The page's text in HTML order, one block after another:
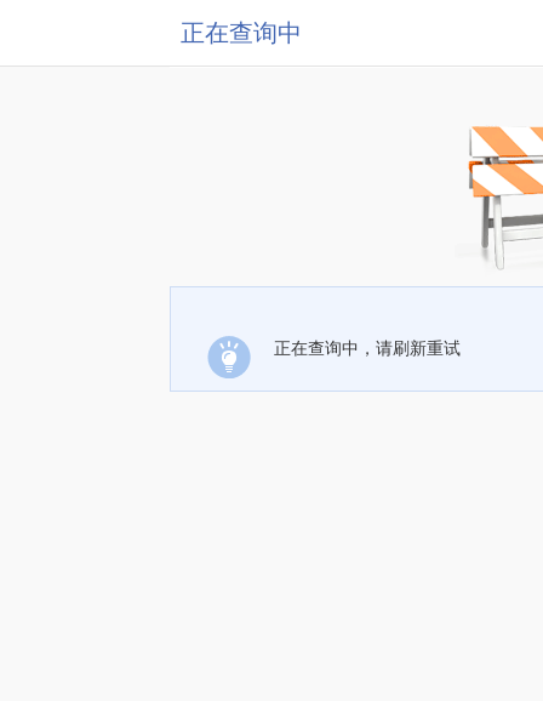
正在查询中
正在查询中，请刷新重试